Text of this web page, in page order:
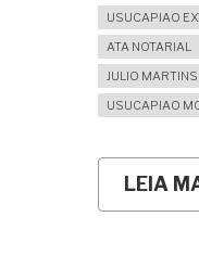
USUCAPIAO
ATA NOTARIAL
JULIO
USUCAPIAO
LEIA